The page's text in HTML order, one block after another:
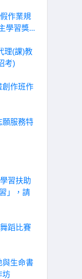
作業規
學習獎...
理(課)教
考)
創作班作
願服務特
習扶助
」，請
蹈比賽
與生命書
坊